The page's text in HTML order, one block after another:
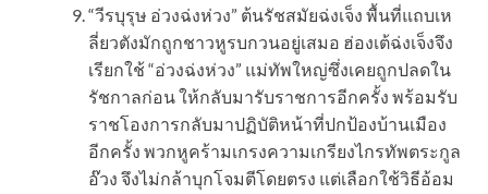
“วีรบุรุษ อ่วงฉ่งห่วง” ต้นรัชสมัยฉ่งเจ็ง พื้นที่แถบเห
ลี่ยวตังมักถูกชาวหูรบกวนอยู่เสมอ ฮ่องเต้ฉ่งเจ็งจึง
เรียกใช้ “อ่วงฉ่งห่วง” แม่ทัพใหญ่ซึ่งเคยถูกปลดใน
รัชกาลก่อน ให้กลับมารับราชการอีกครั้ง พร้อมรับ
ราชโองการกลับมาปฏิบัติหน้าที่ปกป้องบ้านเมือง
อีกครั้ง พวกหูคร้ามเกรงความเกรียงไกรทัพตระกูล
อ๊วง จึงไม่กล้าบุกโจมตีโดยตรง แต่เลือกใช้วิธีอ้อม